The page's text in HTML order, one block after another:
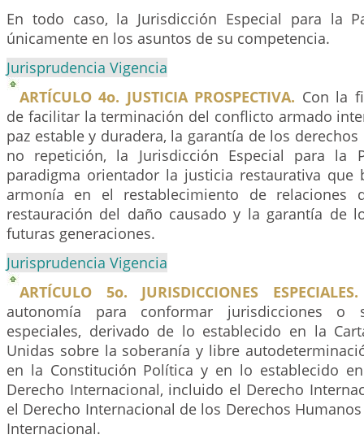
En todo caso, la Jurisdicción Especial para la
únicamente en los asuntos de su competencia.
Jurisprudencia Vigencia
ARTÍCULO 4o. JUSTICIA PROSPECTIVA. Con la
de facilitar la terminación del conflicto armado
paz estable y duradera, la garantía de los
no repetición, la Jurisdicción Especial para la
paradigma orientador la justicia restaurativa que
armonía en el restablecimiento de relaciones
restauración del daño causado y la garantía de
futuras generaciones.
Jurisprudencia Vigencia
ARTÍCULO 5o. JURISDICCIONES ESPECIALES.
autonomía para conformar jurisdicciones o
especiales, derivado de lo establecido en la
Unidas sobre la soberanía y libre
en la Constitución Política y en lo establecido
Derecho Internacional, incluido el Derecho
el Derecho Internacional de los Derechos
Internacional.